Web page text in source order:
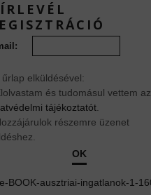
űrlap elküldésével:
és tudomásul vettem az
tájékoztatót
részemre üzenet
OK